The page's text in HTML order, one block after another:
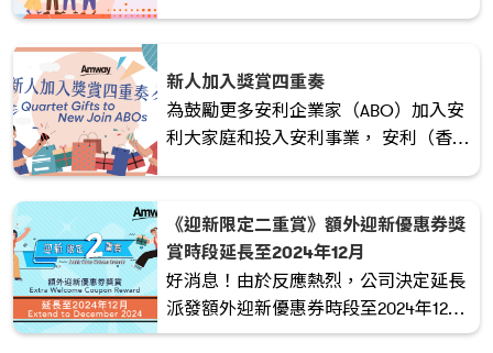
新人加入獎賞四重奏
為鼓勵更多安利企業家（ABO）加入安
利大家庭和投入安利事業， 安利（香
立即加入領取豐富禮品 !
《迎新限定二重賞》額外迎新優惠券獎
賞時段延長至2024年12月
好消息！由於反應熱烈，公司決定延長
派發額外迎新優惠券時段至2024年12
月。